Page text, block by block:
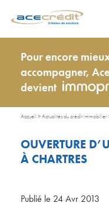
Pour encore
accompagner,
devient
Accueil >Actualités du crédit immobilier
OUVERTURE
À CHARTRES
Publié le 24 Avr 2013